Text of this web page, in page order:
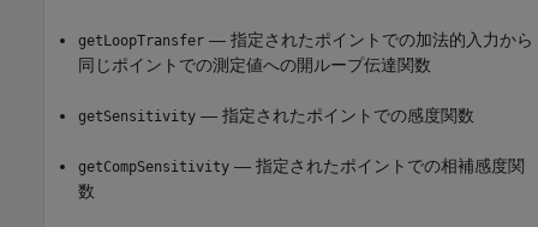
getLoopTransfer — 指定されたポイントでの加法的入力から
同じポイントでの測定値への開ループ伝達関数
getSensitivity — 指定されたポイントでの感度関数
getCompSensitivity — 指定されたポイントでの相補感度関
数